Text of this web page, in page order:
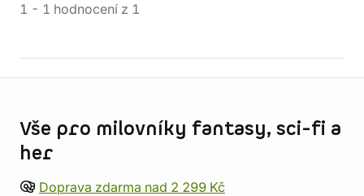
1 - 1 hodnocení z 1
Vše pro milovníky fantasy, sci-fi a
her
Doprava zdarma nad 2 299 Kč